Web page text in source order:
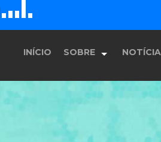
D
E F G
INÍCIO SOBRE
História